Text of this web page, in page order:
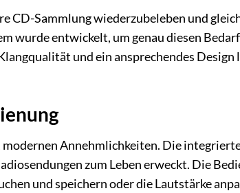
CD-Sammlung wiederzubeleben und
wurde entwickelt, um genau diesen Bedarf
und ein ansprechendes Design
Annehmlichkeiten. Die
zum Leben erweckt. Die
und speichern oder die Lautstärke